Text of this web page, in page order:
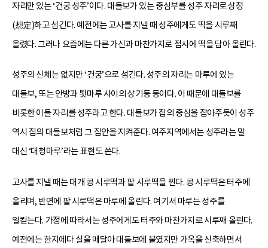
자리만 있는 ‘건궁 성주’이다. 대들보가 있는 중심부를 성주 자리로 상정
(想定)하고 섬긴다. 예전에는 고사를 지낼 때 성주에게도 떡을 시루째
올렸다. 그러나 요즘에는 다른 가신과 마찬가지로 접시에 떡을 담아 올린다.
성주의 신체는 없지만 ‘건궁’으로 섬긴다. 성주의 자리는 마루에 있는
대들보, 또는 안방과 툇마루 사이의 상기둥 등이다. 이 때문에 대들보를
비롯한 이들 자리를 성주라고 한다. 대들보가 집의 중심을 잡아주듯이 성주
역시 집의 대들보처럼 그 집안을 지켜준다. 여주지역에서는 성주라는 말
대신 ‘대청마루’라는 표현도 쓴다.
고사를 지낼 때는 대개 콩 시루떡과 팥 시루떡을 찐다. 콩 시루떡은 터주에
올리며, 반면에 팥 시루떡은 마루에 올린다. 여기서 마루는 성주를
일컫는다. 가정에 따라서는 성주에게도 터주와 마찬가지로 시루째 올린다.
예전에는 한지에다 실을 매달아 대들보에 붙였지만 가옥을 신축하면서